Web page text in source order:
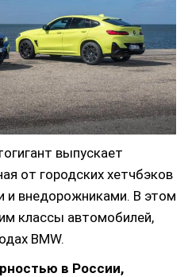
выпускает
от городских хетчбэков
и внедорожниками. В этом
классы автомобилей,
BMW.
в России,